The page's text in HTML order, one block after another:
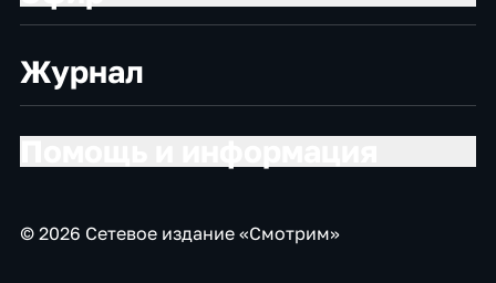
Журнал
© 2026 Сетевое издание «Смотрим»